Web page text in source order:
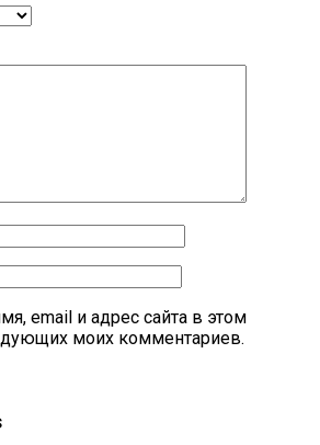
email и адрес сайта в этом
моих комментариев.